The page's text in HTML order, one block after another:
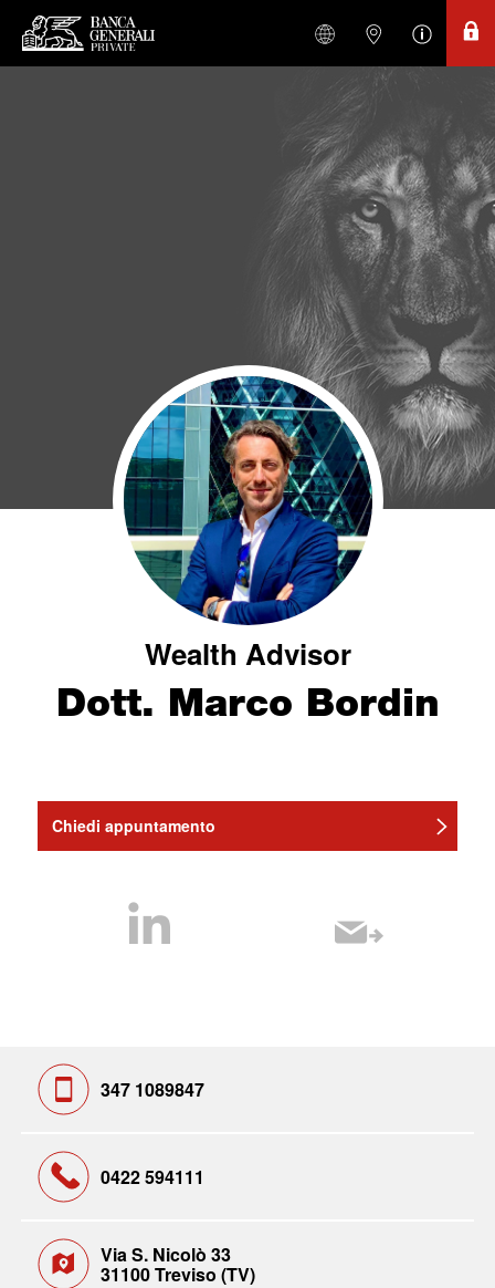
Wealth Advisor
Dott. Marco Bordin
Chiedi appuntamento
347 1089847
0422 594111
Via S. Nicolò 33
31100 Treviso (TV)